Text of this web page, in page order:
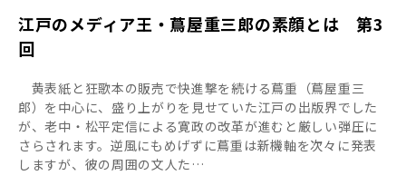
江戸のメディア王・蔦屋重三郎の素顔とは 第3
回
黄表紙と狂歌本の販売で快進撃を続ける蔦重（蔦屋重三
郎）を中心に、盛り上がりを見せていた江戸の出版界でした
が、老中・松平定信による寛政の改革が進むと厳しい弾圧に
さらされます。逆風にもめげずに蔦重は新機軸を次々に発表
しますが、彼の周囲の文人た…